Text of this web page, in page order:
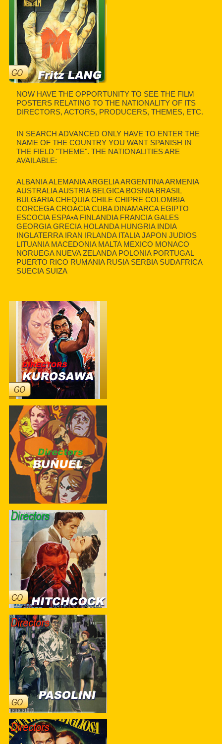
NOW HAVE THE OPPORTUNITY TO SEE THE FILM
POSTERS RELATING TO THE NATIONALITY OF ITS
DIRECTORS, ACTORS, PRODUCERS, THEMES, ETC.
IN SEARCH ADVANCED ONLY HAVE TO ENTER THE
NAME OF THE COUNTRY YOU WANT SPANISH IN
THE FIELD "THEME". THE NATIONALITIES ARE
AVAILABLE:
ALBANIA ALEMANIA ARGELIA ARGENTINA ARMENIA
AUSTRALIA AUSTRIA BELGICA BOSNIA BRASIL
BULGARIA CHEQUIA CHILE CHIPRE COLOMBIA
CORCEGA CROACIA CUBA DINAMARCA EGIPTO
ESCOCIA ESPA•A FINLANDIA FRANCIA GALES
GEORGIA GRECIA HOLANDA HUNGRIA INDIA
INGLATERRA IRAN IRLANDA ITALIA JAPON JUDIOS
LITUANIA MACEDONIA MALTA MEXICO MONACO
NORUEGA NUEVA ZELANDA POLONIA PORTUGAL
PUERTO RICO RUMANIA RUSIA SERBIA SUDAFRICA
SUECIA SUIZA